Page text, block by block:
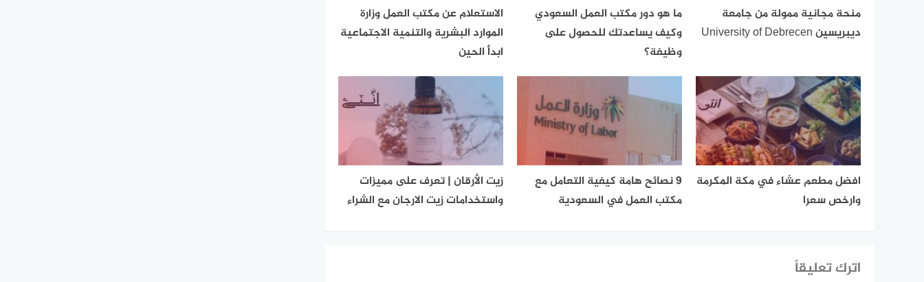
منحة مجانية ممولة من جامعة
ديبريسين University of Debrecen
ما هو دور مكتب العمل السعودي
وكيف يساعدتك للحصول على
وظيفة؟
الاستعلام عن مكتب العمل وزارة
الموارد البشرية والتنمية الاجتماعية
ابدأ الحين
افضل مطعم عشاء في مكة المكرمة
وارخص سعرا
9 نصائح هامة كيفية التعامل مع
مكتب العمل في السعودية
زيت الأرقان | تعرف على مميزات
واستخدامات زيت الارجان مع الشراء
اترك تعليقاً